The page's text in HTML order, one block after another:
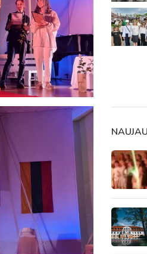
2025-2026 m. m.
2025-2026 m. m.
durų dienos, tėvų
ugdymo dienos, atvirų durų
enginių planas